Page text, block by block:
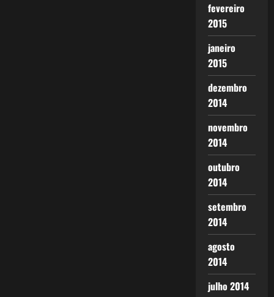
fevereiro
2015
janeiro
2015
dezembro
2014
novembro
2014
outubro
2014
setembro
2014
agosto
2014
julho 2014